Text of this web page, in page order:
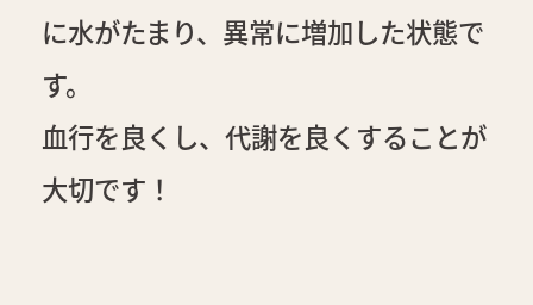
に水がたまり、異常に増加した状態で
す。
血行を良くし、代謝を良くすることが
大切です！